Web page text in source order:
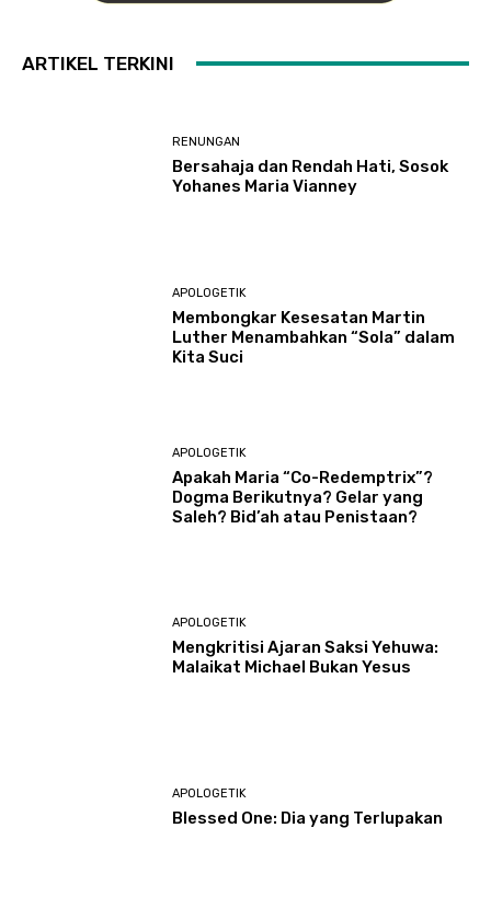
ARTIKEL TERKINI
RENUNGAN
Bersahaja dan Rendah Hati, Sosok
Yohanes Maria Vianney
APOLOGETIK
Membongkar Kesesatan Martin
Luther Menambahkan “Sola” dalam
Kita Suci
APOLOGETIK
Apakah Maria “Co-Redemptrix”?
Dogma Berikutnya? Gelar yang
Saleh? Bid’ah atau Penistaan?
APOLOGETIK
Mengkritisi Ajaran Saksi Yehuwa:
Malaikat Michael Bukan Yesus
APOLOGETIK
Blessed One: Dia yang Terlupakan